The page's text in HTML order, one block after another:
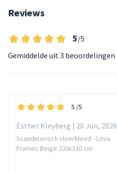
Reviews
5/5
Gemiddelde uit 3 beoordelingen
5 /5
Esther Kleyberg | 20 Jun, 2026
Scandinavisch vloerkleed - Lova
Frames Beige 230x330 cm